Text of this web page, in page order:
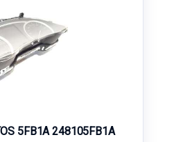
5FB1A 248105FB1A